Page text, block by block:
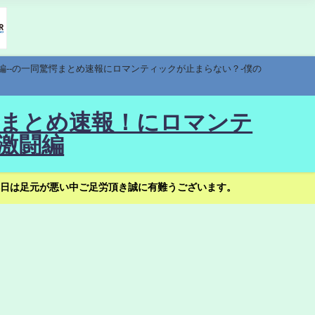
の一同驚愕まとめ速報にロマンティックが止まらない？-僕の
とめ速報！にロマンテ
闘編
足元が悪い中ご足労頂き誠に有難うございます。